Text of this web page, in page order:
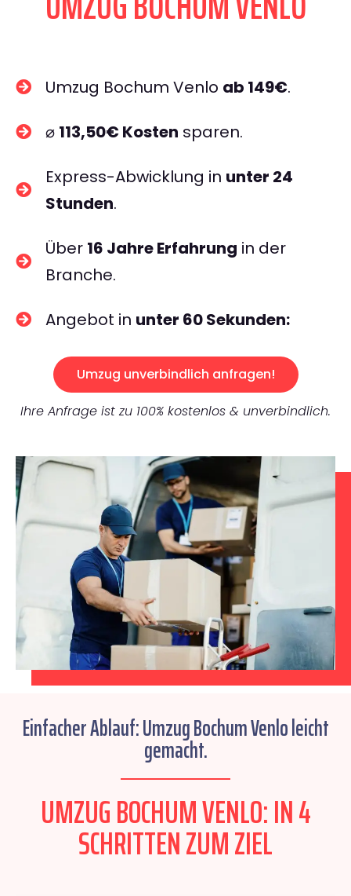
Umzug Bochum Venlo ab 149€.
⌀ 113,50€ Kosten sparen.
Express-Abwicklung in unter 24
Stunden.
Über 16 Jahre Erfahrung in der
Branche.
Angebot in unter 60 Sekunden:
Umzug unverbindlich anfragen!
Ihre Anfrage ist zu 100% kostenlos & unverbindlich.
Einfacher Ablauf: Umzug Bochum Venlo leicht
gemacht.
UMZUG BOCHUM VENLO: IN 4
SCHRITTEN ZUM ZIEL